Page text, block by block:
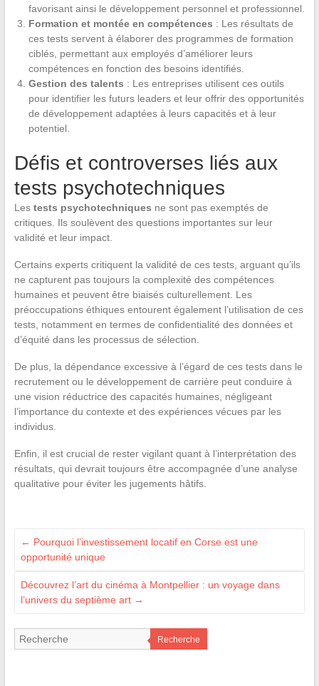
favorisant ainsi le développement personnel et professionnel.
Formation et montée en compétences : Les résultats de
ces tests servent à élaborer des programmes de formation
ciblés, permettant aux employés d’améliorer leurs
compétences en fonction des besoins identifiés.
Gestion des talents : Les entreprises utilisent ces outils
pour identifier les futurs leaders et leur offrir des opportunités
de développement adaptées à leurs capacités et à leur
potentiel.
Défis et controverses liés aux
tests psychotechniques
Les tests psychotechniques ne sont pas exemptés de
critiques. Ils soulèvent des questions importantes sur leur
validité et leur impact.
Certains experts critiquent la validité de ces tests, arguant qu’ils
ne capturent pas toujours la complexité des compétences
humaines et peuvent être biaisés culturellement. Les
préoccupations éthiques entourent également l’utilisation de ces
tests, notamment en termes de confidentialité des données et
d’équité dans les processus de sélection.
De plus, la dépendance excessive à l’égard de ces tests dans le
recrutement ou le développement de carrière peut conduire à
une vision réductrice des capacités humaines, négligeant
l’importance du contexte et des expériences vécues par les
individus.
Enfin, il est crucial de rester vigilant quant à l’interprétation des
résultats, qui devrait toujours être accompagnée d’une analyse
qualitative pour éviter les jugements hâtifs.
← Pourquoi l’investissement locatif en Corse est une
opportunité unique
Découvrez l’art du cinéma à Montpellier : un voyage dans
l’univers du septième art →
Recherche